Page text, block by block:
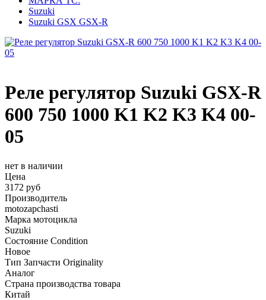
Suzuki
Suzuki GSX GSX-R
Реле регулятор Suzuki GSX-R
600 750 1000 K1 K2 K3 K4 00-
05
нет в наличии
Цена
3172 руб
Производитель
motozapchasti
Марка мотоцикла
Suzuki
Состояние Condition
Новое
Тип Запчасти Originality
Аналог
Страна производства товара
Китай